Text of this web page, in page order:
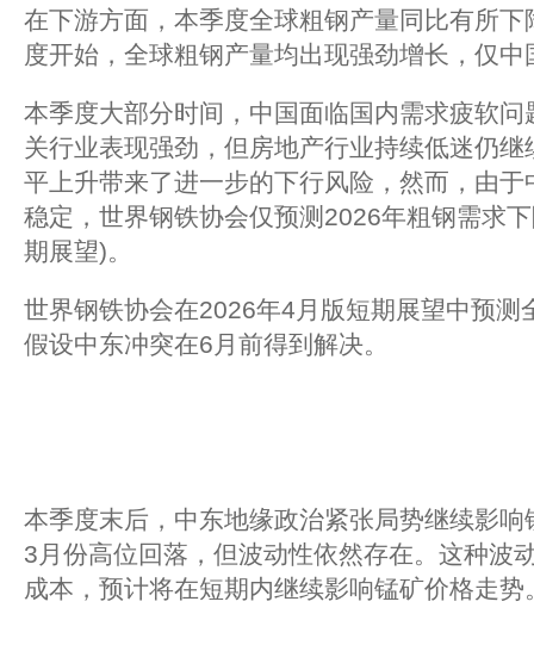
在下游方面，本季度全球粗钢产量同比有所
度开始，全球粗钢产量均出现强劲增长，仅中
本季度大部分时间，中国面临国内需求疲软
关行业表现强劲，但房地产行业持续低迷仍
平上升带来了进一步的下行风险，然而，由
稳定，世界钢铁协会仅预测2026年粗钢需求
期展望)。
世界钢铁协会在2026年4月版短期展望中预测
假设中东冲突在6月前得到解决。
本季度末后，中东地缘政治紧张局势继续影
3月份高位回落，但波动性依然存在。这种波
成本，预计将在短期内继续影响锰矿价格走势